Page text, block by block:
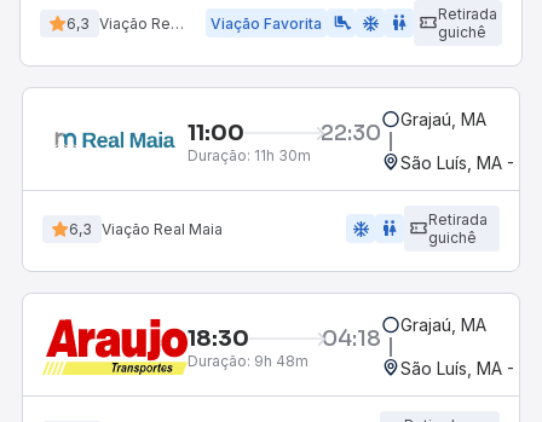
6,3 Viação Real Maia Viação Favorita airline_seat_legroom_extra ac_unit wc
Retirada
guichê
11:00 22:30
Duração: 11h 30m
Grajaú, MA
São Luís, MA -
6,3 Viação Real Maia ac_unit wc
Retirada
guichê
18:30 04:18
Duração: 9h 48m
Grajaú, MA
São Luís, MA -